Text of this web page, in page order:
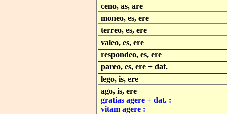
ceno, as, are
moneo, es, ere
terreo, es, ere
valeo, es, ere
respondeo, es, ere
pareo, es, ere + dat.
lego, is, ere
ago, is, ere
gratias agere + dat. :
vitam agere :